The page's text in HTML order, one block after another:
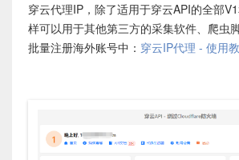
穿云代理IP，除了适用于穿云API的全部
样可以用于其他第三方的采集软件、爬虫
批量注册海外账号中： 穿云IP代理 - 使用